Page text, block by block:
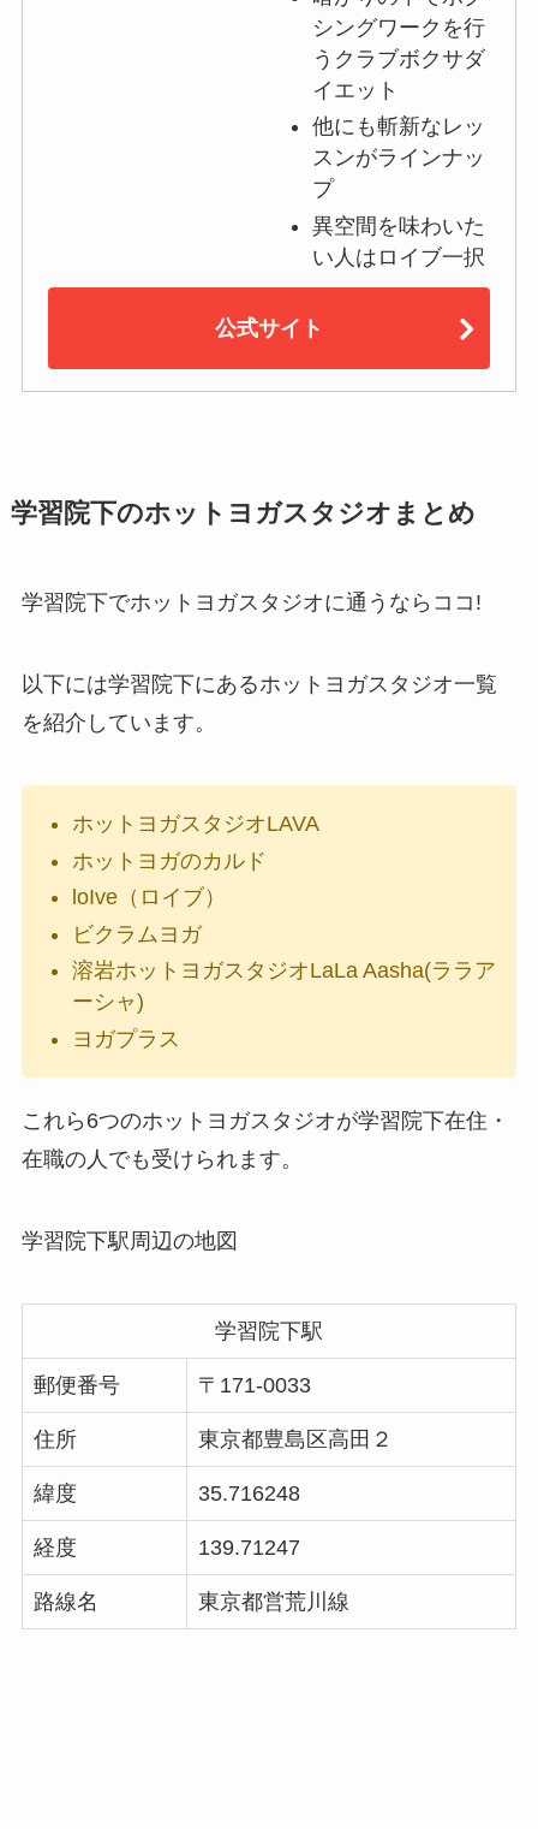
シングワークを行
うクラブボクサダ
イエット
他にも斬新なレッ
スンがラインナッ
プ
異空間を味わいた
い人はロイブ一択
公式サイト
学習院下のホットヨガスタジオまとめ
学習院下でホットヨガスタジオに通うならココ!
以下には学習院下にあるホットヨガスタジオ一覧
を紹介しています。
ホットヨガスタジオLAVA
ホットヨガのカルド
loIve（ロイブ）
ビクラムヨガ
溶岩ホットヨガスタジオLaLa Aasha(ララア
ーシャ)
ヨガプラス
これら6つのホットヨガスタジオが学習院下在住・
在職の人でも受けられます。
学習院下駅周辺の地図
学習院下駅
郵便番号 〒171-0033
住所 東京都豊島区高田２
緯度 35.716248
経度 139.71247
路線名 東京都営荒川線